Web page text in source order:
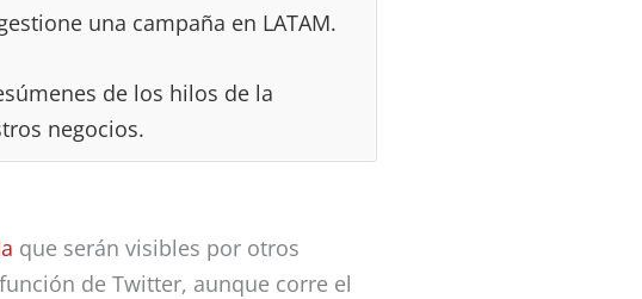
una campaña en LATAM.
de los hilos de la
negocios.
que serán visibles por otros
de Twitter, aunque corre el